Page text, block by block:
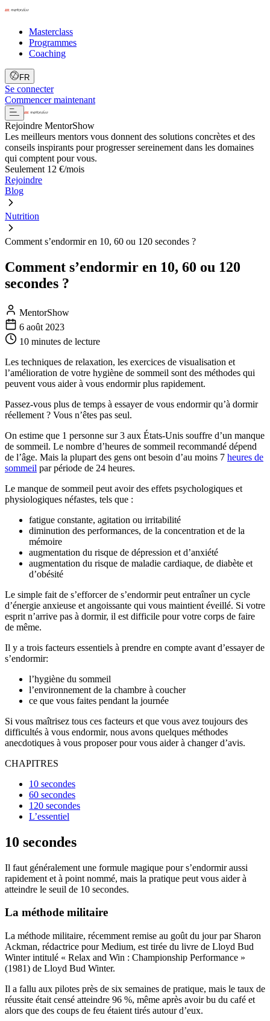
Masterclass
Programmes
Coaching
FR
Se connecter
Commencer maintenant
Rejoindre MentorShow
Les meilleurs mentors vous donnent des solutions concrètes et des
conseils inspirants pour progresser sereinement dans les domaines
qui comptent pour vous.
Seulement 12 €/mois
Rejoindre
Blog
Nutrition
Comment s’endormir en 10, 60 ou 120 secondes ?
Comment s’endormir en 10, 60 ou 120
secondes ?
MentorShow
6 août 2023
10 minutes de lecture
Les techniques de relaxation, les exercices de visualisation et
l’amélioration de votre hygiène de sommeil sont des méthodes qui
peuvent vous aider à vous endormir plus rapidement.
Passez-vous plus de temps à essayer de vous endormir qu’à dormir
réellement ? Vous n’êtes pas seul.
On estime que 1 personne sur 3 aux États-Unis souffre d’un manque
de sommeil. Le nombre d’heures de sommeil recommandé dépend
de l’âge. Mais la plupart des gens ont besoin d’au moins 7 heures de
sommeil par période de 24 heures.
Le manque de sommeil peut avoir des effets psychologiques et
physiologiques néfastes, tels que :
fatigue constante, agitation ou irritabilité
diminution des performances, de la concentration et de la
mémoire
augmentation du risque de dépression et d’anxiété
augmentation du risque de maladie cardiaque, de diabète et
d’obésité
Le simple fait de s’efforcer de s’endormir peut entraîner un cycle
d’énergie anxieuse et angoissante qui vous maintient éveillé. Si votre
esprit n’arrive pas à dormir, il est difficile pour votre corps de faire
de même.
Il y a trois facteurs essentiels à prendre en compte avant d’essayer de
s’endormir:
l’hygiène du sommeil
l’environnement de la chambre à coucher
ce que vous faites pendant la journée
Si vous maîtrisez tous ces facteurs et que vous avez toujours des
difficultés à vous endormir, nous avons quelques méthodes
anecdotiques à vous proposer pour vous aider à changer d’avis.
CHAPITRES
10 secondes
60 secondes
120 secondes
L’essentiel
10 secondes
Il faut généralement une formule magique pour s’endormir aussi
rapidement et à point nommé, mais la pratique peut vous aider à
atteindre le seuil de 10 secondes.
La méthode militaire
La méthode militaire, récemment remise au goût du jour par Sharon
Ackman, rédactrice pour Medium, est tirée du livre de Lloyd Bud
Winter intitulé « Relax and Win : Championship Performance »
(1981) de Lloyd Bud Winter.
Il a fallu aux pilotes près de six semaines de pratique, mais le taux de
réussite était censé atteindre 96 %, même après avoir bu du café et
alors que des coups de feu étaient tirés autour d’eux.